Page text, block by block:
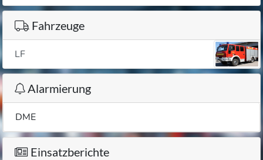
Fahrzeuge
LF
Alarmierung
DME
Einsatzberichte